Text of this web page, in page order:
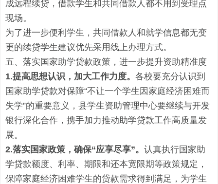
成远程续贷， 借款学生和共同借款人都不用到受理点
现场。
为了进一步便利学生，共同借款人和就学信息都无变
更的续贷学生建议优先采用线上办理方式。
五、 落实国家助学贷款政策，进一步提升资助精准度
1.提高思想认识，加大工作力度。 各校要充分认识到
国家助学贷款对保障“不让一个学生因家庭经济困难而
失学”的重要意义，县学生资助管理中心要继续与开发
银行深化合作，携手加力推动助学贷款工作高质量发
展。
2.落实国家政策， 确保“应享尽享”。 认真执行国家助
学贷款额度、利率、期限和还本宽限期等政策规定，
保障家庭经济困难学生的贷款需求得到满足，为学生